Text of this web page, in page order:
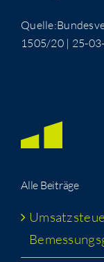
1505/20 | 25-
Alle Bei­trä­ge